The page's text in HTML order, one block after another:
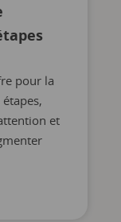
pour la
et